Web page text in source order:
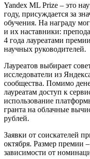
Yandex ML Prize – это
году, присуждается за
обучения. На награду
и их наставники:
4 года лауреатами
научных руководителей.
Лауреатов выбирает
исследователи из
сообщества. Помимо
лауреатам доступ к
использование
гранта на облачные
рублей.
Заявки от соискателей
октября. Размер премии
зависимости от